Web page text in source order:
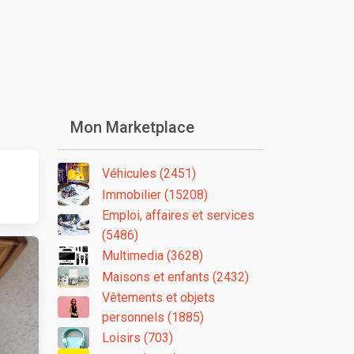
Mon Marketplace
Véhicules (2451)
Immobilier (15208)
Emploi, affaires et services
(5486)
Multimedia (3628)
Maisons et enfants (2432)
Vêtements et objets
personnels (1885)
Loisirs (703)